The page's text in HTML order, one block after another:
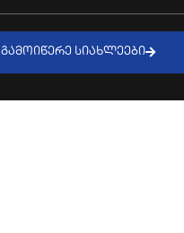
ᲒᲐᲛᲝᲘᲬᲔᲠᲔ ᲡᲘᲐᲮᲚᲔᲔᲑᲘ